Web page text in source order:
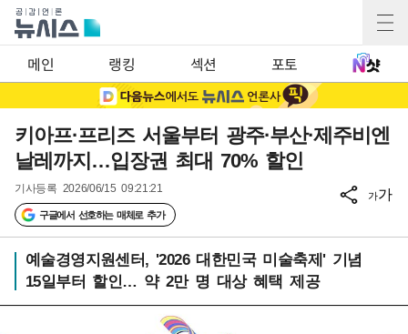
메인 랭킹 섹션 포토
키아프·프리즈 서울부터 광주·부산·제주비엔
날레까지…입장권 최대 70% 할인
기사등록 2026/06/15 09:21:21
구글에서 선호하는 매체로 추가
가가
예술경영지원센터, '2026 대한민국 미술축제' 기념
15일부터 할인… 약 2만 명 대상 혜택 제공